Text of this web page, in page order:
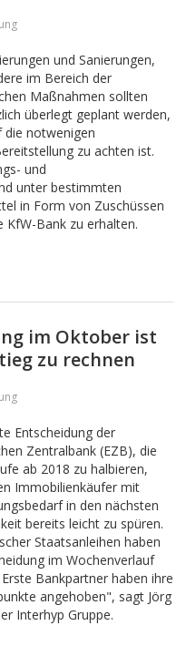
und Sanierungen,
im Bereich der
Maßnahmen sollten
überlegt geplant werden,
die notwenigen
zu achten ist.
und
unter bestimmten
in Form von Zuschüssen
KfW-Bank zu erhalten.
im Oktober ist
zu rechnen
Entscheidung der
Zentralbank (EZB), die
ab 2018 zu halbieren,
Immobilienkäufer mit
in den nächsten
bereits leicht zu spüren.
Staatsanleihen haben
im Wochenverlauf
Bankpartner haben ihre
angehoben", sagt Jörg
Interhyp Gruppe.